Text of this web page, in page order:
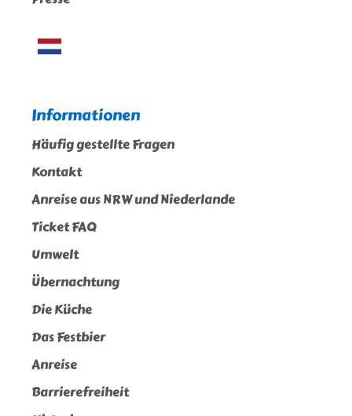
Informationen
Häufig gestellte Fragen
Kontakt
Anreise aus NRW und Niederlande
Ticket FAQ
Umwelt
Übernachtung
Die Küche
Das Festbier
Anreise
Barrierefreiheit